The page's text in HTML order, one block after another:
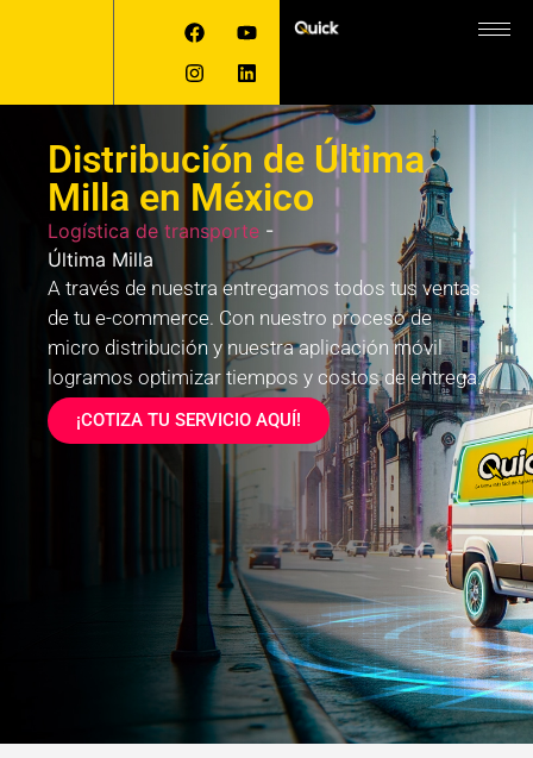
Distribución de Última
Milla en México
Logística de transporte -
Última Milla
A través de nuestra entregamos todos tus ventas
de tu e-commerce. Con nuestro proceso de
micro distribución y nuestra aplicación móvil
logramos optimizar tiempos y costos de entrega.
¡COTIZA TU SERVICIO AQUÍ!